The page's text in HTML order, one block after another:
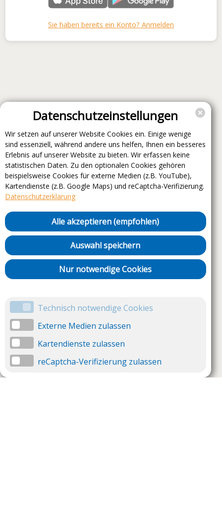
Sie haben bereits ein Konto? Anmelden
Datenschutzeinstellungen
Wir setzen auf unserer Website Cookies ein. Einige wenige
sind essenziell, während andere uns helfen, Ihnen ein besseres
Erlebnis auf unserer Website zu bieten. Wir erfassen keine
statistischen Daten. Zu den optionalen Cookies gehören
beispielsweise Cookies für externe Medien (z.B. YouTube),
Kartendienste (z.B. Google Maps) und reCaptcha-Verifizierung.
Datenschutzerklärung
Alle akzeptieren (empfohlen)
Auswahl speichern
Nur notwendige Cookies
Technisch notwendige Cookies
Externe Medien zulassen
Kartendienste zulassen
reCaptcha-Verifizierung zulassen